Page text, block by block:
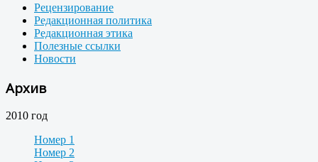
Рецензирование
Редакционная политика
Редакционная этика
Полезные ссылки
Новости
Архив
2010 год
Номер 1
Номер 2